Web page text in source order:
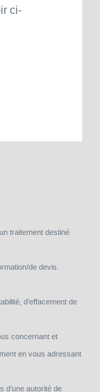
ci-
traitement destiné
de devis.
d’effacement de
concernant et
en vous adressant
d’une autorité de